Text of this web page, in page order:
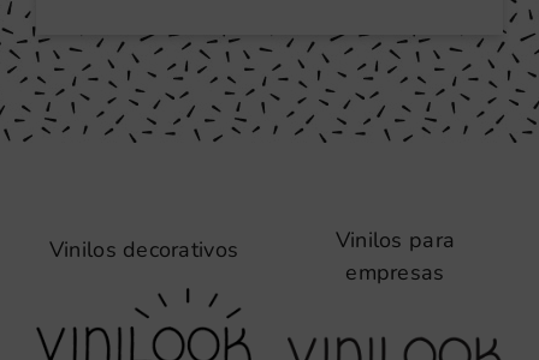
Vinilos decorativos
Vinilos para
empresas